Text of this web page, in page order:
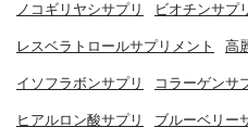
ノコギリヤシサプリ ビオチンサプ
レスベラトロールサプリメント 高
イソフラボンサプリ コラーゲンサ
ヒアルロン酸サプリ ブルーベリー